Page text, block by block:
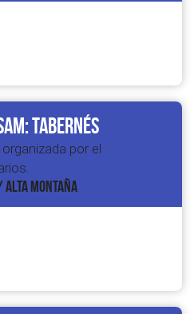
Tabernés
por el
MONTAÑA